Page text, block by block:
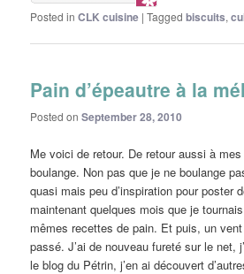
Posted in CLK cuisine |Tagged biscuits,
Pain d’épeautre à la
Posted onSeptember 28, 2010
Me voici de retour. De retour aussi à
boulange. Non pas que je ne boulange
quasi mais peu d’inspiration pour poster
maintenant quelques mois que je
mêmes recettes de pain. Et puis, un
passé. J’ai de nouveau fureté sur le net,
le blog du Pétrin, j’en ai découvert